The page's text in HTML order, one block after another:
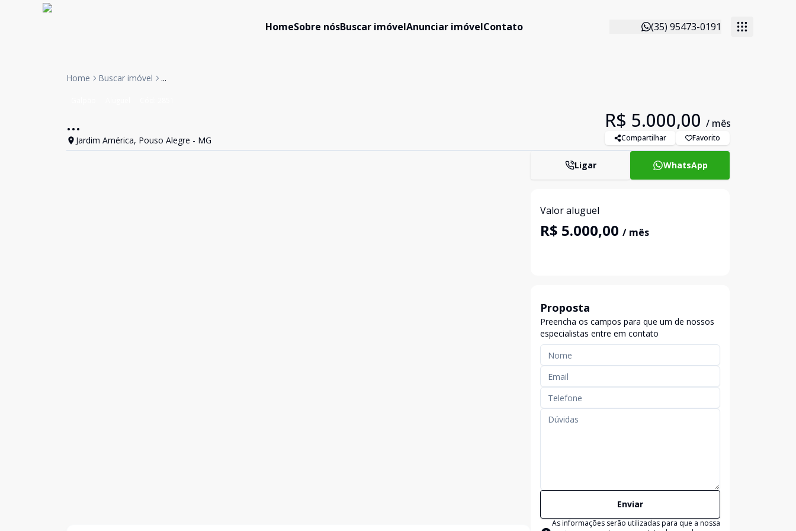
HomeSobre nósBuscar imóvelAnunciar imóvelContato (35) 95473-0191
Home Buscar imóvel ...
...
Jardim América, Pouso Alegre - MG
R$ 5.000,00 / mês
Compartilhar Favorito
Ligar WhatsApp
Valor aluguel
R$ 5.000,00 / mês
Proposta
Preencha os campos para que um de nossos
especialistas entre em contato
Enviar
As informações serão utilizadas para que a nossa